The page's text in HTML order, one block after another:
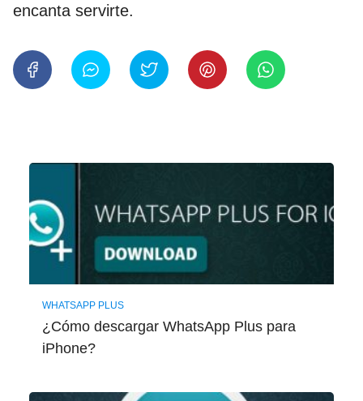
encanta servirte.
WHATSAPP PLUS
¿Cómo descargar WhatsApp Plus para
iPhone?